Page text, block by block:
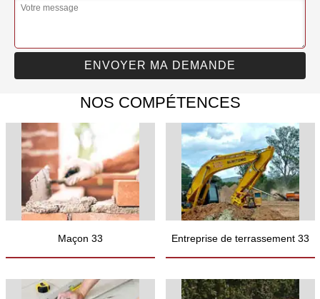
NOS COMPÉTENCES
Maçon 33 Entreprise de terrassement 33